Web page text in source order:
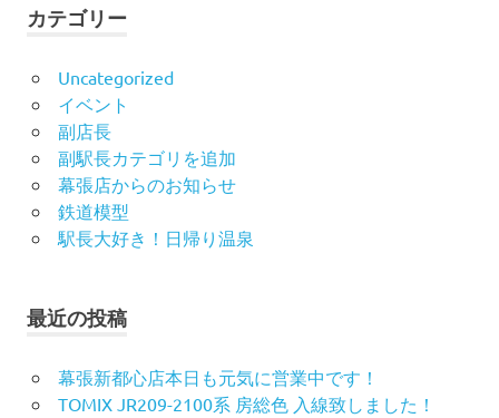
カテゴリー
Uncategorized
イベント
副店長
副駅長カテゴリを追加
幕張店からのお知らせ
鉄道模型
駅長大好き！日帰り温泉
最近の投稿
幕張新都心店本日も元気に営業中です！
TOMIX JR209-2100系 房総色 入線致しました！